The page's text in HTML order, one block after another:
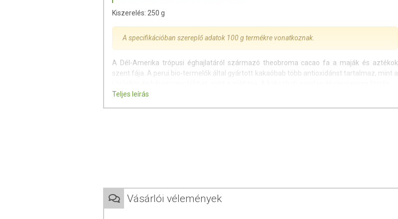
Kiszerelés: 250 g
A specifikációban szereplő adatok 100 g termékre vonatkoznak.
A Dél-Amerika trópusi éghajlatáról származó theobroma cacao fa a maják és aztékok
szent fája. A perui bio-termelők által gyártott kakaóbab több antioxidánst tartalmaz, mint a
FELHASZNÁLÁS
Teljes leírás
Vásárlói vélemények